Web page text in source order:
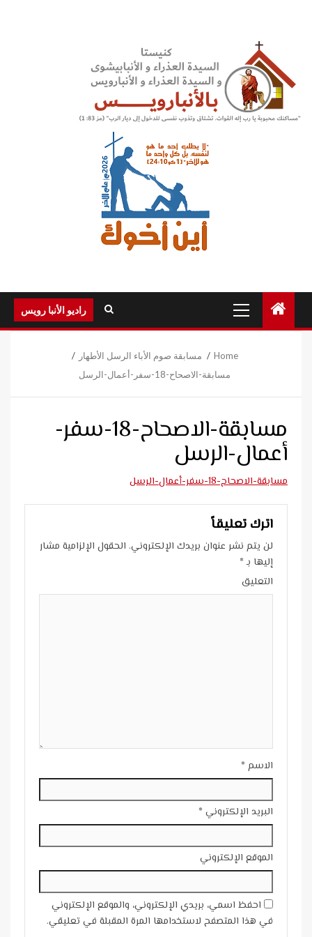
Menu
راديو الأنبا رويس
Home
مسابقة صوم الأباء الرسل الأطهار
مسابقة-الاصحاح-18-سفر-أعمال-الرسل
مسابقة-الاصحاح-18-سفر-
أعمال-الرسل
مسابقة-الاصحاح-18-سفر-أعمال-الرسل
اترك تعليقاً
لن يتم نشر عنوان بريدك الإلكتروني. الحقول الإلزامية مشار
إليها بـ*
التعليق
الاسم *
البريد الإلكتروني *
الموقع الإلكتروني
احفظ اسمي، بريدي الإلكتروني، والموقع الإلكتروني
في هذا المتصفح لاستخدامها المرة المقبلة في تعليقي.